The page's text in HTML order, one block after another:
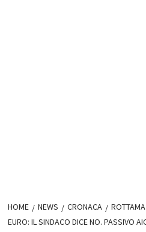
HOME NEWS CRONACA
EURO: IL SINDACO DICE NO. PASSIVO